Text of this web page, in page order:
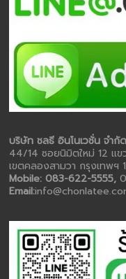
บริษัท ชลธี อินโนเวชั่น จำกัด
44/14 ซอยนิมิตใหม่ 12 แ
เขตคลองสามวา กรุงเทพ
Mobile: 083-622-5555,
Email: